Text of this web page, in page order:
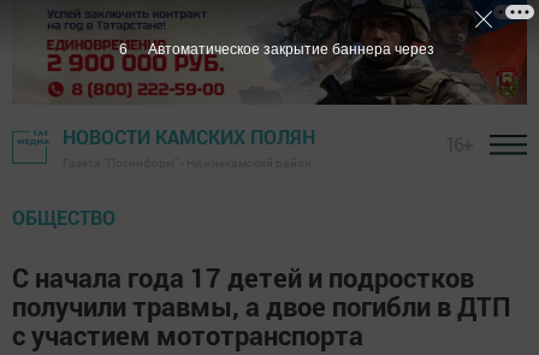
НОВОСТИ КАМСКИХ ПОЛЯН
ОБЩЕСТВО
С начала года 17 детей и подростков
получили травмы, а двое погибли в ДТП
с участием мототранспорта
5 Автоматическое закрытие баннера через